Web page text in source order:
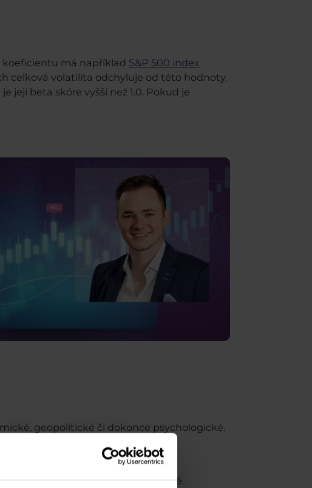
má například S&P 500 index
celková volatilita odchyluje od této hodnoty.
její beta skóre vyšší než 1.0. Pokud je
geopolitické či dokonce psychologické.
inflaci či průmyslové výrobě.